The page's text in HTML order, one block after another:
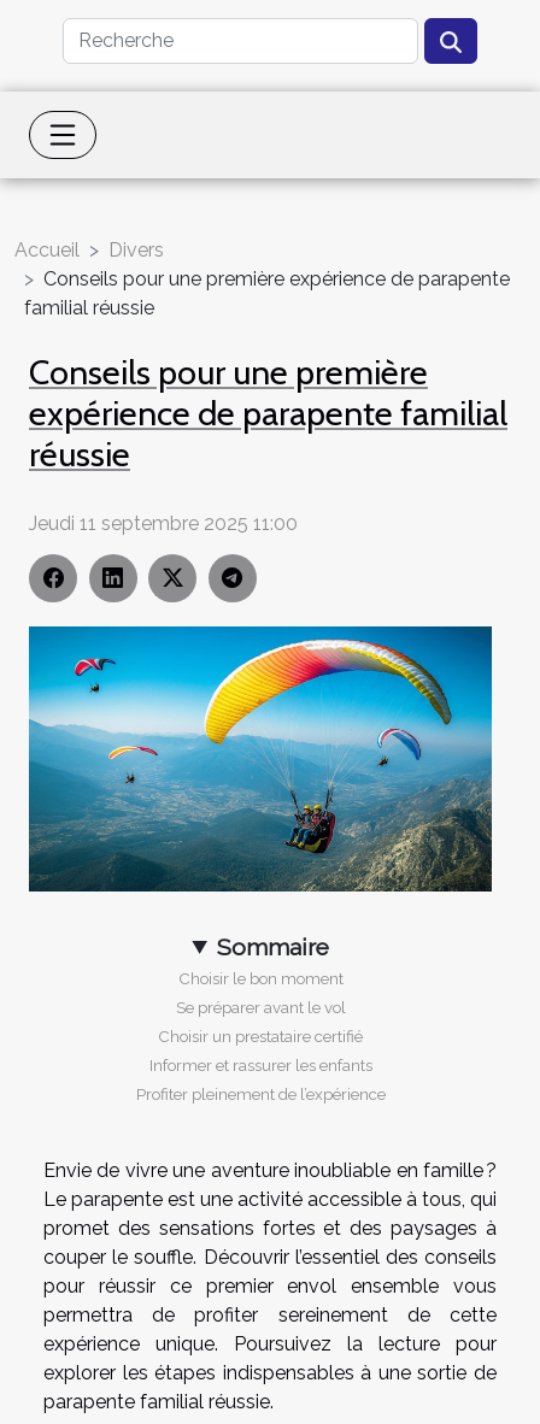
Accueil
Divers
Conseils pour une première expérience de parapente
familial réussie
Conseils pour une première
expérience de parapente familial
réussie
Jeudi 11 septembre 2025 11:00
Sommaire
Choisir le bon moment
Se préparer avant le vol
Choisir un prestataire certifié
Informer et rassurer les enfants
Profiter pleinement de l’expérience
Envie de vivre une aventure inoubliable en famille ?
Le parapente est une activité accessible à tous, qui
promet des sensations fortes et des paysages à
couper le souffle. Découvrir l’essentiel des conseils
pour réussir ce premier envol ensemble vous
permettra de profiter sereinement de cette
expérience unique. Poursuivez la lecture pour
explorer les étapes indispensables à une sortie de
parapente familial réussie.